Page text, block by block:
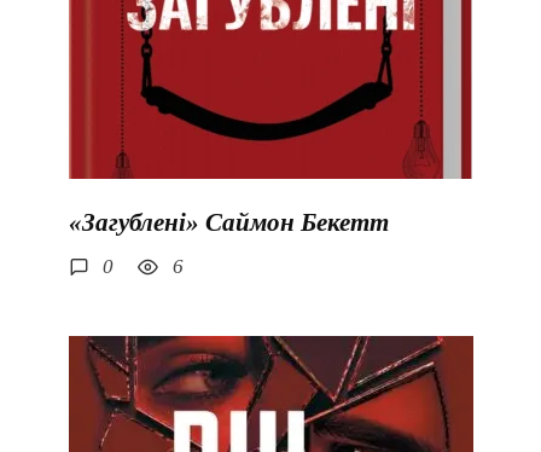
«Загублені» Саймон Бекетт
0 6